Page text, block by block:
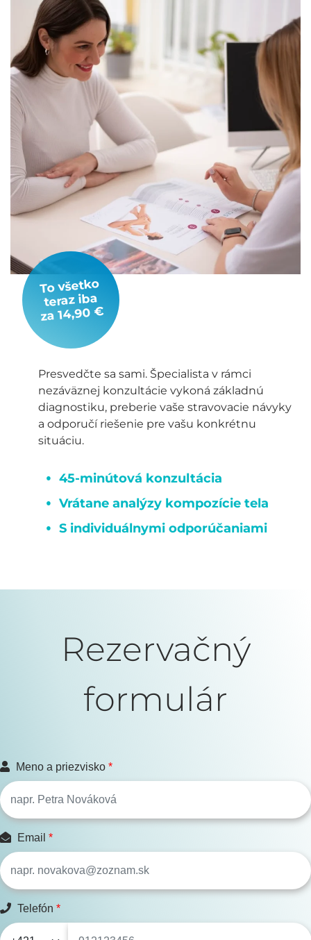
To všetko
teraz iba
za 14,90 €
Presvedčte sa sami. Špecialista v rámci
nezáväznej konzultácie vykoná základnú
diagnostiku, preberie vaše stravovacie návyky
a odporučí riešenie pre vašu konkrétnu
situáciu.
45-minútová konzultácia
Vrátane analýzy kompozície tela
S individuálnymi odporúčaniami
Rezervačný
formulár